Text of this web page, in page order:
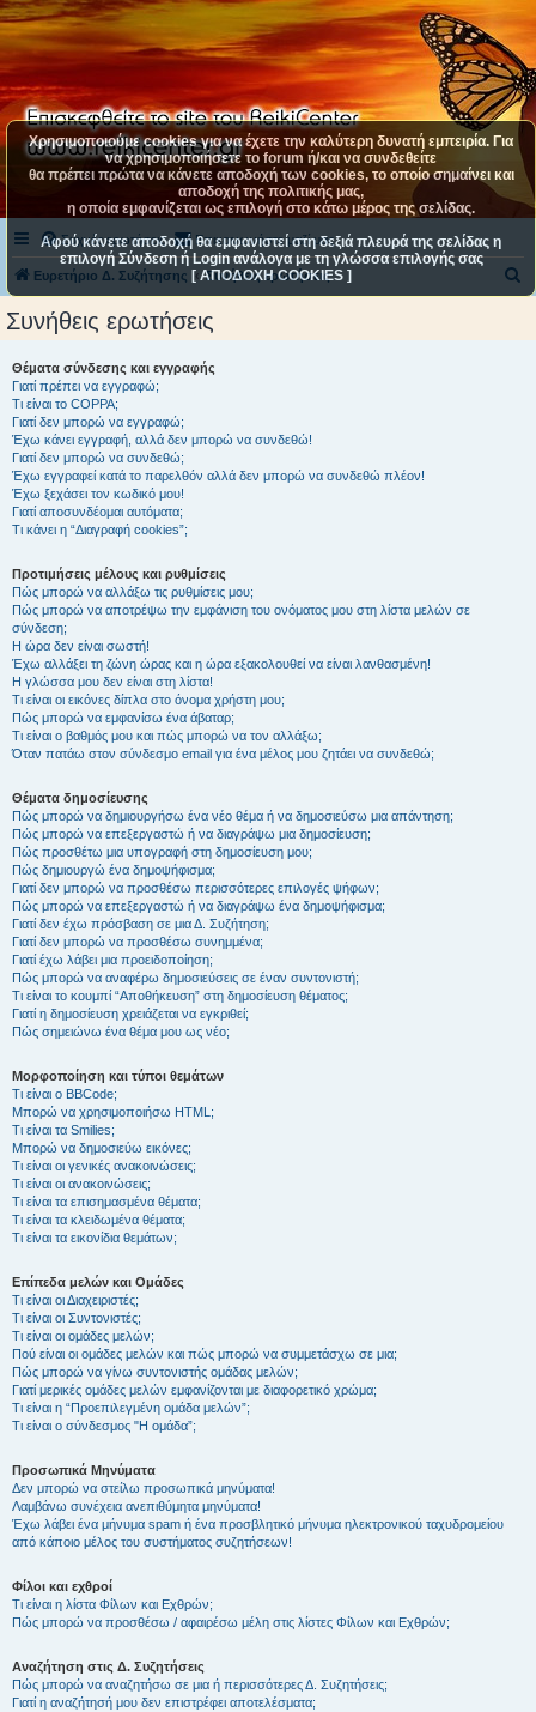
Συχνές ερωτήσεις Επικοινωνήστε μαζί μας
Ευρετήριο Δ. Συζήτησης Συνήθεις ερωτήσεις
Συνήθεις ερωτήσεις
Θέματα σύνδεσης και εγγραφής
Γιατί πρέπει να εγγραφώ;
Τι είναι το COPPA;
Γιατί δεν μπορώ να εγγραφώ;
Έχω κάνει εγγραφή, αλλά δεν μπορώ να συνδεθώ!
Γιατί δεν μπορώ να συνδεθώ;
Έχω εγγραφεί κατά το παρελθόν αλλά δεν μπορώ να συνδεθώ πλέον!
Έχω ξεχάσει τον κωδικό μου!
Γιατί αποσυνδέομαι αυτόματα;
Τι κάνει η “Διαγραφή cookies”;
Προτιμήσεις μέλους και ρυθμίσεις
Πώς μπορώ να αλλάξω τις ρυθμίσεις μου;
Πώς μπορώ να αποτρέψω την εμφάνιση του ονόματος μου στη λίστα μελών σε
σύνδεση;
Η ώρα δεν είναι σωστή!
Έχω αλλάξει τη ζώνη ώρας και η ώρα εξακολουθεί να είναι λανθασμένη!
Η γλώσσα μου δεν είναι στη λίστα!
Τι είναι οι εικόνες δίπλα στο όνομα χρήστη μου;
Πώς μπορώ να εμφανίσω ένα άβαταρ;
Τι είναι ο βαθμός μου και πώς μπορώ να τον αλλάξω;
Όταν πατάω στον σύνδεσμο email για ένα μέλος μου ζητάει να συνδεθώ;
Θέματα δημοσίευσης
Πώς μπορώ να δημιουργήσω ένα νέο θέμα ή να δημοσιεύσω μια απάντηση;
Πώς μπορώ να επεξεργαστώ ή να διαγράψω μια δημοσίευση;
Πώς προσθέτω μια υπογραφή στη δημοσίευση μου;
Πώς δημιουργώ ένα δημοψήφισμα;
Γιατί δεν μπορώ να προσθέσω περισσότερες επιλογές ψήφων;
Πώς μπορώ να επεξεργαστώ ή να διαγράψω ένα δημοψήφισμα;
Γιατί δεν έχω πρόσβαση σε μια Δ. Συζήτηση;
Γιατί δεν μπορώ να προσθέσω συνημμένα;
Γιατί έχω λάβει μια προειδοποίηση;
Πώς μπορώ να αναφέρω δημοσιεύσεις σε έναν συντονιστή;
Τι είναι το κουμπί “Αποθήκευση” στη δημοσίευση θέματος;
Γιατί η δημοσίευση χρειάζεται να εγκριθεί;
Πώς σημειώνω ένα θέμα μου ως νέο;
Μορφοποίηση και τύποι θεμάτων
Τι είναι ο BBCode;
Μπορώ να χρησιμοποιήσω HTML;
Τι είναι τα Smilies;
Μπορώ να δημοσιεύω εικόνες;
Τι είναι οι γενικές ανακοινώσεις;
Τι είναι οι ανακοινώσεις;
Τι είναι τα επισημασμένα θέματα;
Τι είναι τα κλειδωμένα θέματα;
Τι είναι τα εικονίδια θεμάτων;
Επίπεδα μελών και Ομάδες
Τι είναι οι Διαχειριστές;
Τι είναι οι Συντονιστές;
Τι είναι οι ομάδες μελών;
Πού είναι οι ομάδες μελών και πώς μπορώ να συμμετάσχω σε μια;
Πώς μπορώ να γίνω συντονιστής ομάδας μελών;
Γιατί μερικές ομάδες μελών εμφανίζονται με διαφορετικό χρώμα;
Τι είναι η “Προεπιλεγμένη ομάδα μελών”;
Τι είναι ο σύνδεσμος "Η ομάδα”;
Προσωπικά Μηνύματα
Δεν μπορώ να στείλω προσωπικά μηνύματα!
Λαμβάνω συνέχεια ανεπιθύμητα μηνύματα!
Έχω λάβει ένα μήνυμα spam ή ένα προσβλητικό μήνυμα ηλεκτρονικού ταχυδρομείου
από κάποιο μέλος του συστήματος συζητήσεων!
Φίλοι και εχθροί
Τι είναι η λίστα Φίλων και Εχθρών;
Πώς μπορώ να προσθέσω / αφαιρέσω μέλη στις λίστες Φίλων και Εχθρών;
Αναζήτηση στις Δ. Συζητήσεις
Πώς μπορώ να αναζητήσω σε μια ή περισσότερες Δ. Συζητήσεις;
Γιατί η αναζήτησή μου δεν επιστρέφει αποτελέσματα;
Χρησιμοποιούμε cookies για να έχετε την καλύτερη δυνατή εμπειρία. Για
να χρησιμοποιήσετε το forum ή/και να συνδεθείτε
θα πρέπει πρώτα να κάνετε αποδοχή των cookies, το οποίο σημαίνει και
αποδοχή της πολιτικής μας,
η οποία εμφανίζεται ως επιλογή στο κάτω μέρος της σελίδας.
Αφού κάνετε αποδοχή θα εμφανιστεί στη δεξιά πλευρά της σελίδας η
επιλογή Σύνδεση ή Login ανάλογα με τη γλώσσα επιλογής σας
[ ΑΠΟΔΟΧΗ COOKIES ]